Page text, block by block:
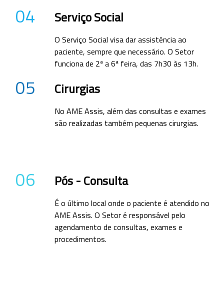
04 Serviço Social
O Serviço Social visa dar assistência ao
paciente, sempre que necessário. O Setor
funciona de 2ª a 6ª feira, das 7h30 às 13h.
05 Cirurgias
No AME Assis, além das consultas e exames
são realizadas também pequenas cirurgias.
06 Pós - Consulta
É o último local onde o paciente é atendido no
AME Assis. O Setor é responsável pelo
agendamento de consultas, exames e
procedimentos.